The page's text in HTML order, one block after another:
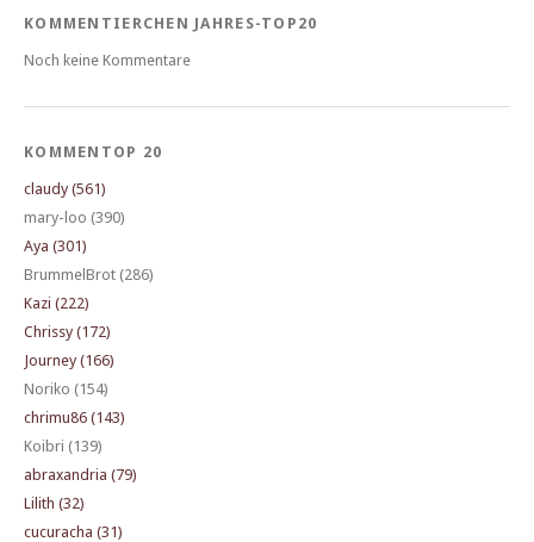
KOMMENTIERCHEN JAHRES-TOP20
Noch keine Kommentare
KOMMENTOP 20
claudy (561)
mary-loo (390)
Aya (301)
BrummelBrot (286)
Kazi (222)
Chrissy (172)
Journey (166)
Noriko (154)
chrimu86 (143)
Koibri (139)
abraxandria (79)
Lilith (32)
cucuracha (31)